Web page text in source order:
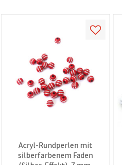
Acryl-Rundperlen mit
silberfarbenem Faden